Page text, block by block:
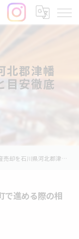
北郡津幡
目安徹底
川県河北郡津幡町で進める際の相場と目安徹底ガイド
で進める際の相